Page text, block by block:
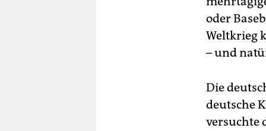
oder
Weltkrieg
– und
Die
deutsche
versuchte